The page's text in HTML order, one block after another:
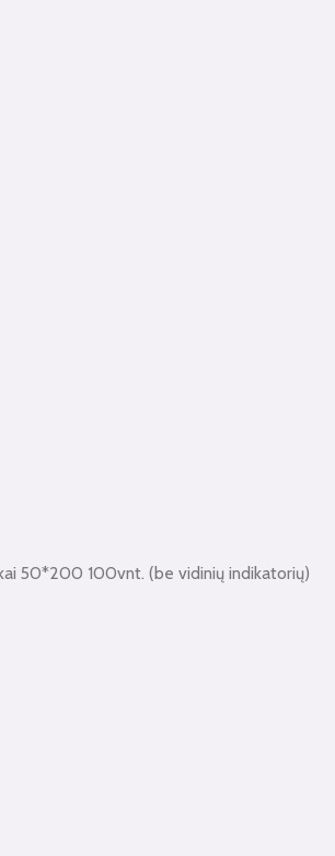
50*200 100vnt. (be vidinių indikatorių)